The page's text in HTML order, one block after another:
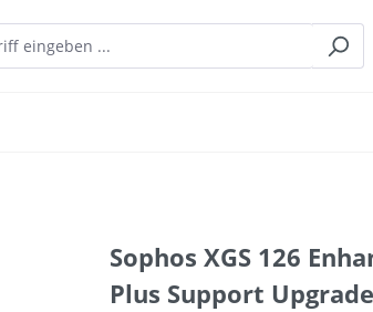
Sophos XGS 126
Plus Support